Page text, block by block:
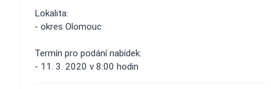
Lokalita:
- okres Olomouc
Termín pro podání nabídek:
- 11. 3. 2020 v 8:00 hodin